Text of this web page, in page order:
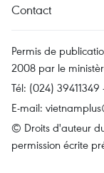
Contact
Permis de
2008 par le
Tél: (024)
E-mail:
© Droits d'auteur
permission écrite